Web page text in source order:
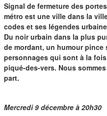
Signal de fermeture des
métro est une ville dans la
codes et ses légendes
Du noir urbain dans la plus
de mordant, un humour
personnages qui sont à la
piqué-des-vers. Nous
part.
Mercredi 9 décembre à 20h30